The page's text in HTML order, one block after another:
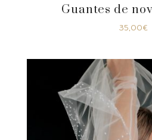
Guantes de
35,00€